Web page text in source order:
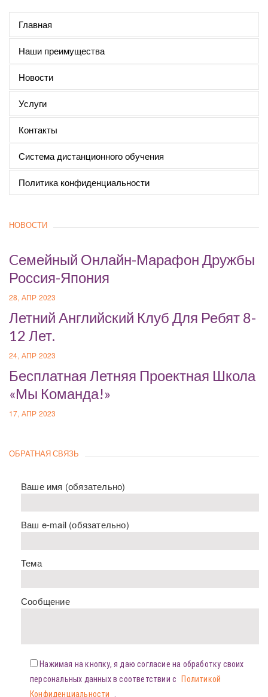
Главная
Наши преимущества
Новости
Услуги
Контакты
Система дистанционного обучения
Политика конфиденциальности
НОВОСТИ
Cемейный Онлайн-Марафон Дружбы
Россия-Япония
28, АПР 2023
Летний Английский Клуб Для Ребят 8-
12 Лет.
24, АПР 2023
Бесплатная Летняя Проектная Школа
«Мы Команда!»
17, АПР 2023
ОБРАТНАЯ СВЯЗЬ
Ваше имя (обязательно)
Ваш e-mail (обязательно)
Тема
Сообщение
Нажимая на кнопку, я даю согласие на обработку своих
персональных данных в соответствии с
Политикой
Конфиденциальности
.